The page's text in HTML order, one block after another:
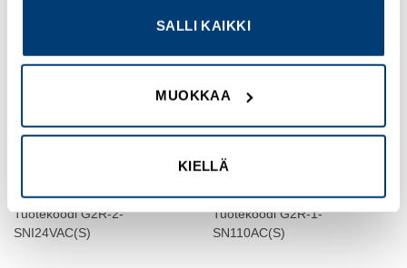
SALLI KAIKKI
MUOKKAA
KIELLÄ
wishlist
DPDT
Tuotekoodi G2R-2-
SNI24VAC(S)
OMRON
SPDT
Tuotekoodi G2R-1-
SN110AC(S)